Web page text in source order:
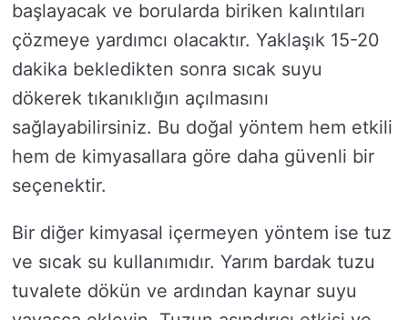
başlayacak ve borularda biriken kalıntıları
çözmeye yardımcı olacaktır. Yaklaşık 15-20
dakika bekledikten sonra sıcak suyu
dökerek tıkanıklığın açılmasını
sağlayabilirsiniz. Bu doğal yöntem hem etkili
hem de kimyasallara göre daha güvenli bir
seçenektir.
Bir diğer kimyasal içermeyen yöntem ise tuz
ve sıcak su kullanımıdır. Yarım bardak tuzu
tuvalete dökün ve ardından kaynar suyu